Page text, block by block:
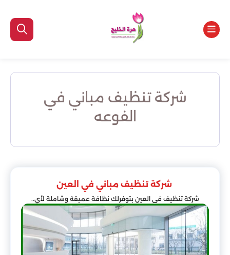
شركة تنظيف مباني في
الفوعه
شركة تنظيف مباني في العين
شركة تنظيف في العين بتوفرلك نظافة عميقة وشاملة لأي..